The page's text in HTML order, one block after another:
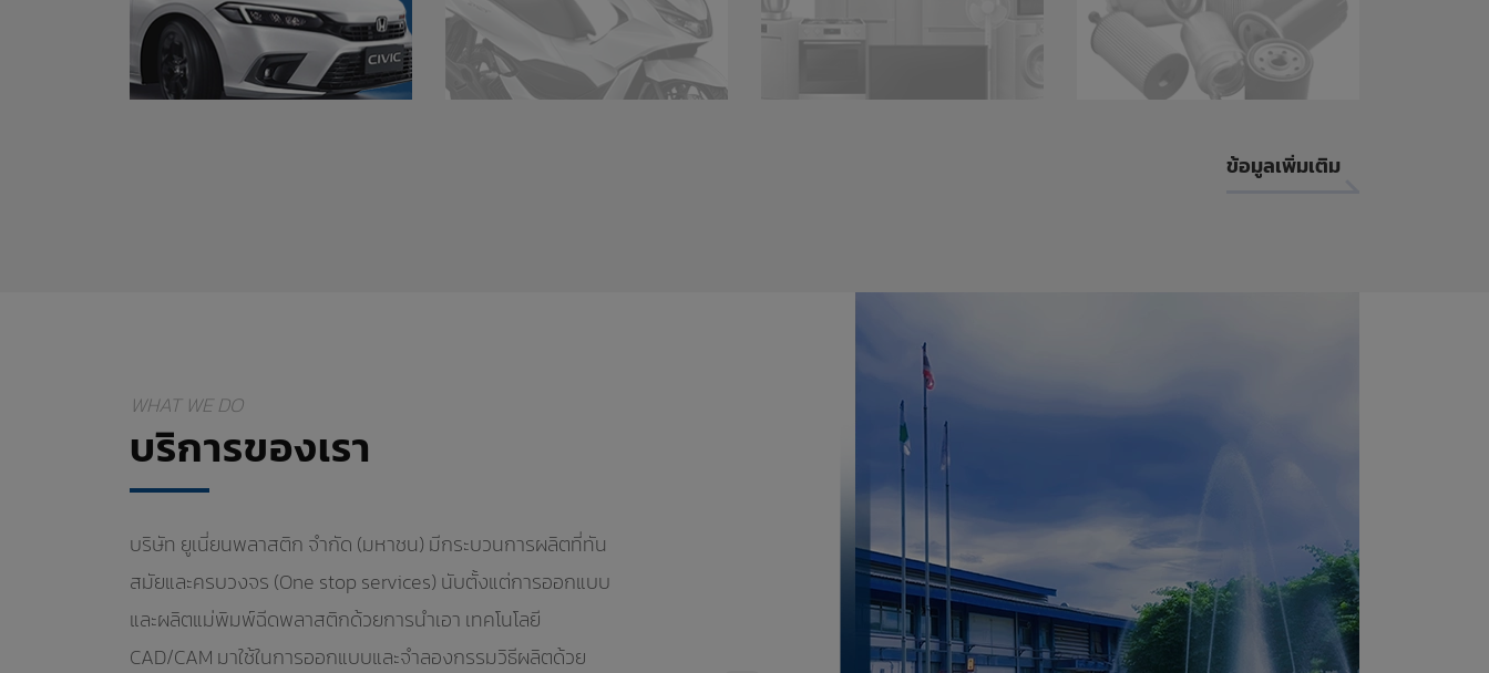
ข้อมูลเพิ่มเติม
WHAT WE DO
บริการของเรา
บริษัท ยูเนี่ยนพลาสติก จำกัด (มหาชน) มีกระบวนการผลิตที่ทัน
สมัยและครบวงจร (One stop services) นับตั้งแต่การออกแบบ
และผลิตแม่พิมพ์ฉีดพลาสติกด้วยการนำเอา เทคโนโลยี
CAD/CAM มาใช้ในการออกแบบและจำลองกรรมวิธีผลิตด้วย